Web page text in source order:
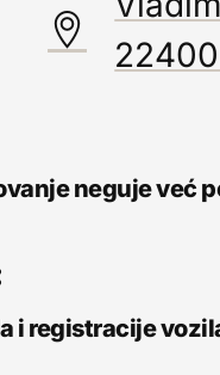
neguje već
i registracije